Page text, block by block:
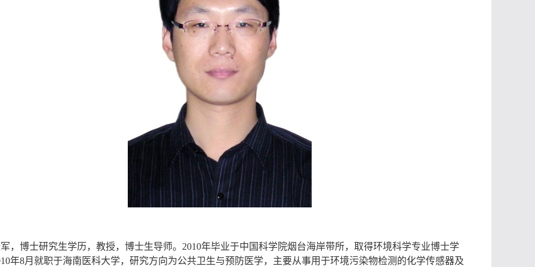
，博士研究生学历，教授，博士生导师。 2010年毕业于中国科学院烟台海岸带所，取得环境科学专业博士学
年8月就职于海南医科大学，研究方向为公共卫生与预防医学，主要从事用于环境污染物检测的化学传感器及